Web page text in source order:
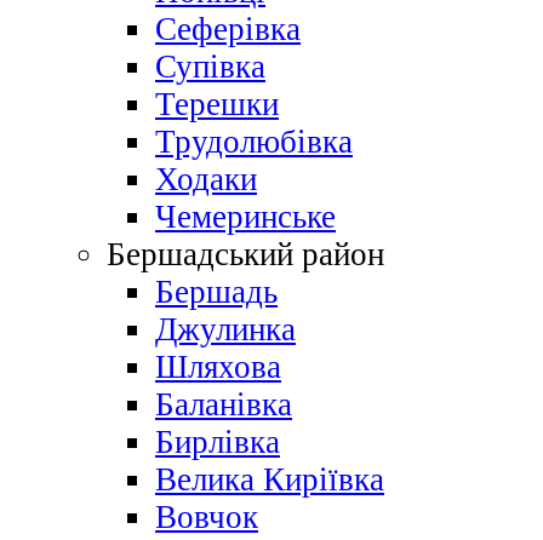
Сеферівка
Супівка
Терешки
Трудолюбівка
Ходаки
Чемеринське
Бершадський район
Бершадь
Джулинка
Шляхова
Баланівка
Бирлівка
Велика Киріївка
Вовчок